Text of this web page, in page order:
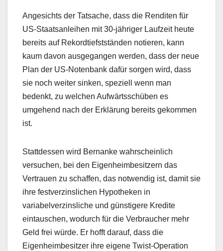
Angesichts der Tatsache, dass die Renditen für
US-Staatsanleihen mit 30-jähriger Laufzeit heute
bereits auf Rekordtiefstständen notieren, kann
kaum davon ausgegangen werden, dass der neue
Plan der US-Notenbank dafür sorgen wird, dass
sie noch weiter sinken, speziell wenn man
bedenkt, zu welchen Aufwärtsschüben es
umgehend nach der Erklärung bereits gekommen
ist.
Stattdessen wird Bernanke wahrscheinlich
versuchen, bei den Eigenheimbesitzern das
Vertrauen zu schaffen, das notwendig ist, damit sie
ihre festverzinslichen Hypotheken in
variabelverzinsliche und günstigere Kredite
eintauschen, wodurch für die Verbraucher mehr
Geld frei würde. Er hofft darauf, dass die
Eigenheimbesitzer ihre eigene Twist-Operation